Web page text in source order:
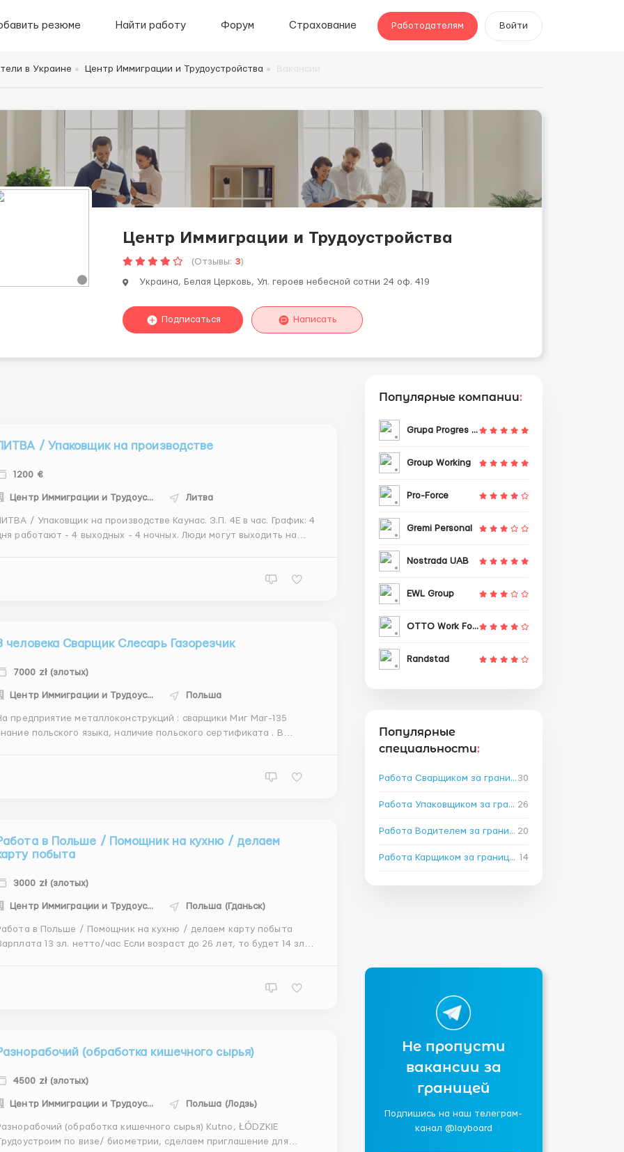
резюме Найти работу Форум Страхование Работодателям Войти
в Украине Центр Иммиграции и Трудоустройства
Центр Иммиграции и Трудоустройства
(Отзывы: 3)
Украина, Белая Церковь, Ул. героев небесной сотни 24 оф. 419
Подписаться Написать
/ Упаковщик на производстве
1200 €
Центр Иммиграции и Трудоустройства Литва
/ Упаковщик на производстве Каунас. З.П. 4Е в час. График: 4
работают - 4 выходных - 4 ночных. Люди могут выходить на
человека Сварщик Слесарь Газорезчик
7000 zł (злотых)
Центр Иммиграции и Трудоустройства Польша
предприятие металлоконструкций : сварщики Миг Маг-135
польского языка, наличие польского сертификата . В
в Польше / Помощник на кухню / делаем
побыта
3000 zł (злотых)
Центр Иммиграции и Трудоустройства Польша (Гданьск)
в Польше / Помощник на кухню / делаем карту побыта
13 зл. нетто/час Если возраст до 26 лет, то будет 14 зл.
(обработка кишечного сырья)
4500 zł (злотых)
Центр Иммиграции и Трудоустройства Польша (Лодзь)
(обработка кишечного сырья) Kutno, ŁÓDZKIE
по визе/ биометрии, сделаем приглашение для
Популярные компании:
Grupa Progres Sp. z o.o.
Group Working
Pro-Force
Gremi Personal
Nostrada UAB
EWL Group
OTTO Work Force
Randstad
Популярные
специальности:
Работа Сварщиком за границей 30
Работа Упаковщиком за границей 26
Работа Водителем за границей 20
Работа Карщиком за границей →
14
Не пропусти
вакансии за
границей
Подпишись на наш телеграм-
канал @layboard